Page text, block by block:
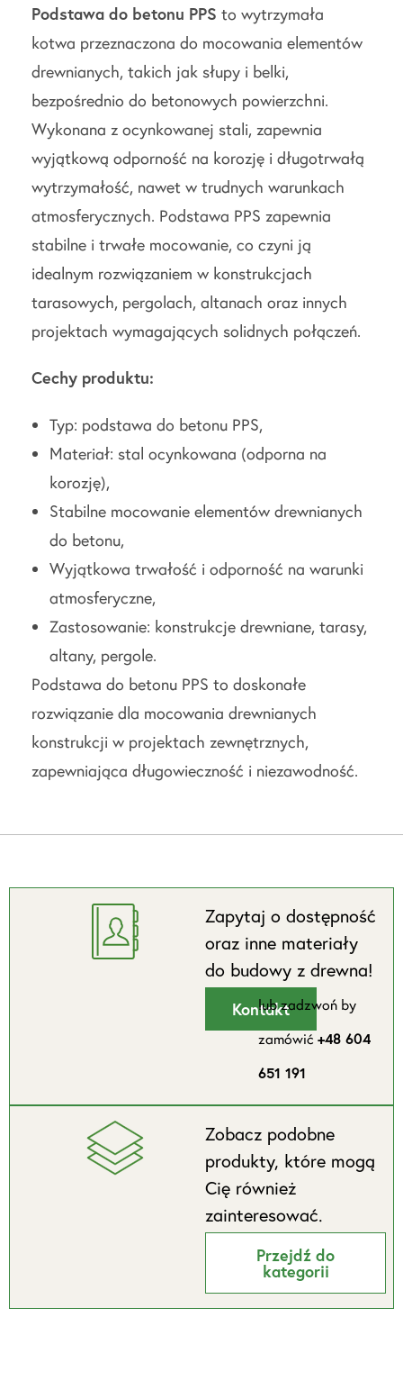
Podstawa do betonu PPS to wytrzymała
kotwa przeznaczona do mocowania elementów
drewnianych, takich jak słupy i belki,
bezpośrednio do betonowych powierzchni.
Wykonana z ocynkowanej stali, zapewnia
wyjątkową odporność na korozję i długotrwałą
wytrzymałość, nawet w trudnych warunkach
atmosferycznych. Podstawa PPS zapewnia
stabilne i trwałe mocowanie, co czyni ją
idealnym rozwiązaniem w konstrukcjach
tarasowych, pergolach, altanach oraz innych
projektach wymagających solidnych połączeń.
Cechy produktu:
Typ: podstawa do betonu PPS,
Materiał: stal ocynkowana (odporna na
korozję),
Stabilne mocowanie elementów drewnianych
do betonu,
Wyjątkowa trwałość i odporność na warunki
atmosferyczne,
Zastosowanie: konstrukcje drewniane, tarasy,
altany, pergole.
Podstawa do betonu PPS to doskonałe
rozwiązanie dla mocowania drewnianych
konstrukcji w projektach zewnętrznych,
zapewniająca długowieczność i niezawodność.
Zapytaj o dostępność
oraz inne materiały
do budowy z drewna!
Kontakt
lub zadzwoń by
zamówić+48 604
651 191
Zobacz podobne
produkty, które mogą
Cię również
zainteresować.
Przejdź do
kategorii